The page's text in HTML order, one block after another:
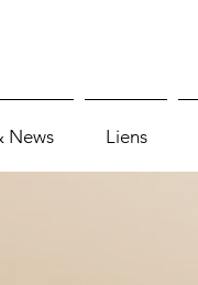
News Liens